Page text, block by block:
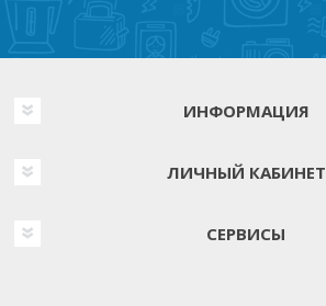
ИНФОРМАЦИЯ
ЛИЧНЫЙ КАБИНЕТ
СЕРВИСЫ